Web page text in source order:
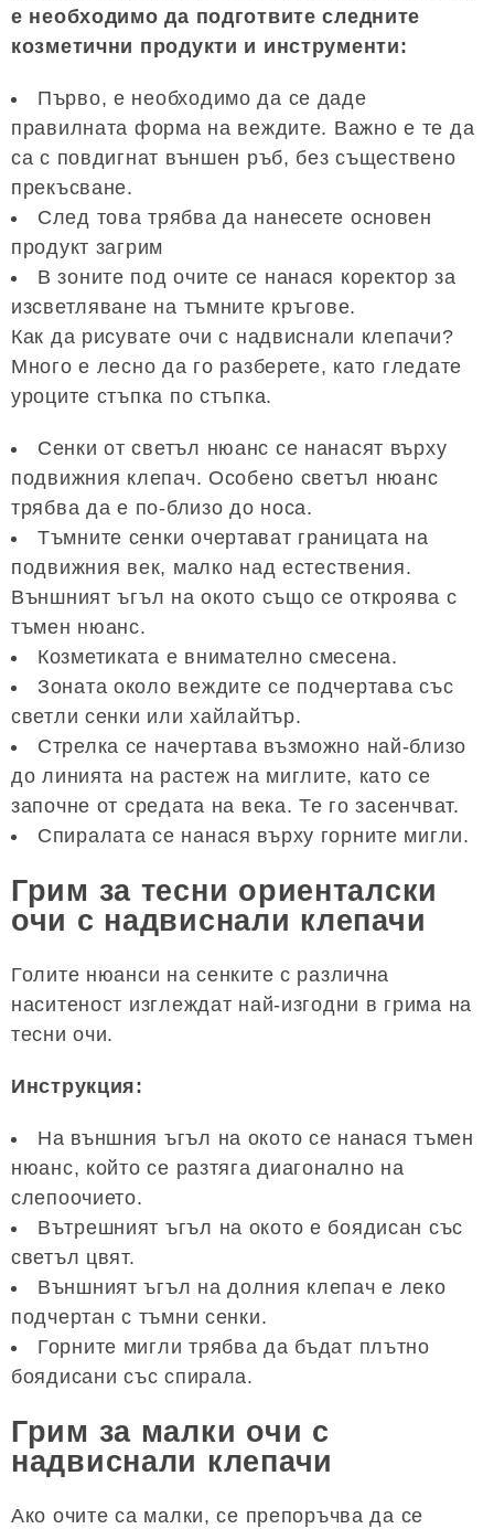
е необходимо да подготвите следните
козметични продукти и инструменти:
Първо, е необходимо да се даде
правилната форма на веждите. Важно е те да
са с повдигнат външен ръб, без съществено
прекъсване.
След това трябва да нанесете основен
продукт загрим
В зоните под очите се нанася коректор за
изсветляване на тъмните кръгове.
Как да рисувате очи с надвиснали клепачи?
Много е лесно да го разберете, като гледате
уроците стъпка по стъпка.
Сенки от светъл нюанс се нанасят върху
подвижния клепач. Особено светъл нюанс
трябва да е по-близо до носа.
Тъмните сенки очертават границата на
подвижния век, малко над естествения.
Външният ъгъл на окото също се откроява с
тъмен нюанс.
Козметиката е внимателно смесена.
Зоната около веждите се подчертава със
светли сенки или хайлайтър.
Стрелка се начертава възможно най-близо
до линията на растеж на миглите, като се
започне от средата на века. Те го засенчват.
Спиралата се нанася върху горните мигли.
Грим за тесни ориенталски
очи с надвиснали клепачи
Голите нюанси на сенките с различна
наситеност изглеждат най-изгодни в грима на
тесни очи.
Инструкция:
На външния ъгъл на окото се нанася тъмен
нюанс, който се разтяга диагонално на
слепоочието.
Вътрешният ъгъл на окото е боядисан със
светъл цвят.
Външният ъгъл на долния клепач е леко
подчертан с тъмни сенки.
Горните мигли трябва да бъдат плътно
боядисани със спирала.
Грим за малки очи с
надвиснали клепачи
Ако очите са малки, се препоръчва да се